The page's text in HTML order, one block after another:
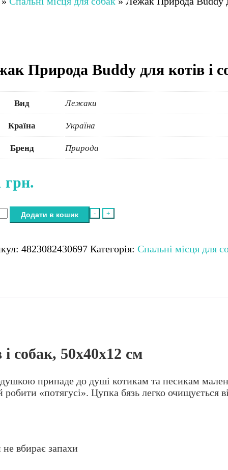
Природа Buddy для котів і
Вид Лежаки
Країна Україна
Бренд Природа
грн.
- +
Додати в кошик
4823082430697 Категорія:Спальні місця для
собак, 50х40х12 см
припаде до душі котикам та песикам
«потягусі». Цупка бязь легко очищується
вбирає запахи